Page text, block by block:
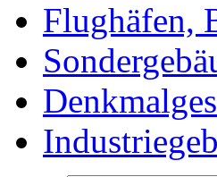
Flughäfen,